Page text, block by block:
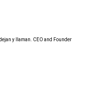
y llaman. CEO and Founder